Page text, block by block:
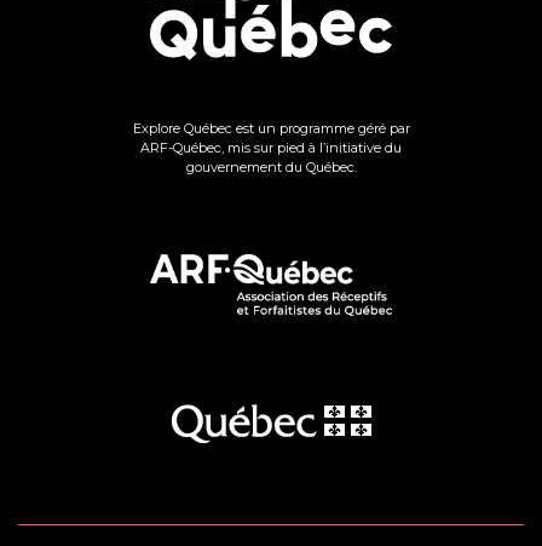
Explore Québec est un programme géré par
ARF-Québec, mis sur pied à l’initiative du
gouvernement du Québec.